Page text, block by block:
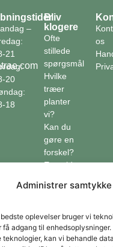
Administrer samtykke
oplevelser bruger vi
få adgang til
kan vi behandle
–
21
20
18
Bliv
klogere
Ofte
stillede
spørgsmål
Hvilke
træer
planter
vi?
Kan du
gøre en
forskel?
En guide
Klimaordbogen
optager
træer
co2?
os